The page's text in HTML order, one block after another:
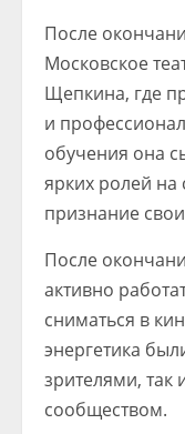
После
Московское
Щепкина, где
и
обучения она
ярких ролей на
признание
После
активно
сниматься в
энергетика
зрителями,
сообществом.